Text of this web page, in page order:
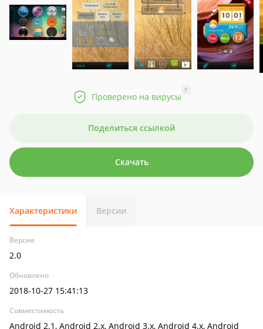
Проверено на вирусы
?
Поделиться ссылкой
Скачать
Характеристики Версии
Версия
2.0
Обновлено
2018-10-27 15:41:13
Совместимость
Android 2.1, Android 2.x, Android 3.x, Android 4.x, Android